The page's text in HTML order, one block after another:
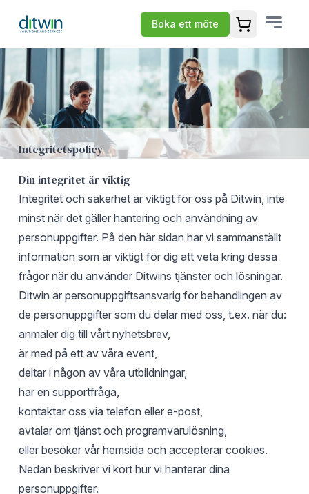
Boka ett möte
Integritetspolicy
Din integritet är viktig
Integritet och säkerhet är viktigt för oss på Ditwin, inte
minst när det gäller hantering och användning av
personuppgifter. På den här sidan har vi sammanställt
information som är viktigt för dig att veta kring dessa
frågor när du använder Ditwins tjänster och lösningar.
Ditwin är personuppgiftsansvarig för behandlingen av
de personuppgifter som du delar med oss, t.ex. när du:
anmäler dig till vårt nyhetsbrev,
är med på ett av våra event,
deltar i någon av våra utbildningar,
har en supportfråga,
kontaktar oss via telefon eller e-post,
avtalar om tjänst och programvarulösning,
eller besöker vår hemsida och accepterar cookies.
Nedan beskriver vi kort hur vi hanterar dina
personuppgifter.